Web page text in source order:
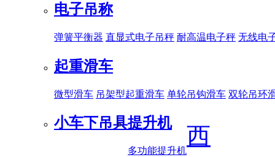
电子吊称
弹簧平衡器 直显式电子吊秤 耐高温电子秤 无线电
起重滑车
微型滑车 吊架型起重滑车 单轮吊钩滑车 双轮吊环
小车下吊具提升机
多功能提升机
西